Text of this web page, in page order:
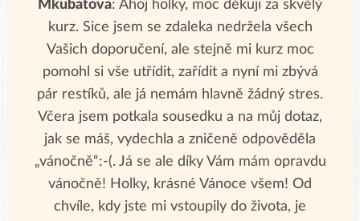
Mkubatova: Ahoj holky, moc děkuji za skvělý
kurz. Sice jsem se zdaleka nedržela všech
Vašich doporučení, ale stejně mi kurz moc
pomohl si vše utřídit, zařídit a nyní mi zbývá
pár restíků, ale já nemám hlavně žádný stres.
Včera jsem potkala sousedku a na můj dotaz,
jak se máš, vydechla a zničeně odpověděla
„vánočně“:-(. Já se ale díky Vám mám opravdu
vánočně! Holky, krásné Vánoce všem! Od
chvíle, kdy jste mi vstoupily do života, je